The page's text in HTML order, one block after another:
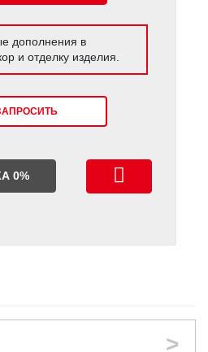
дополнения в
и отделку изделия.
0%